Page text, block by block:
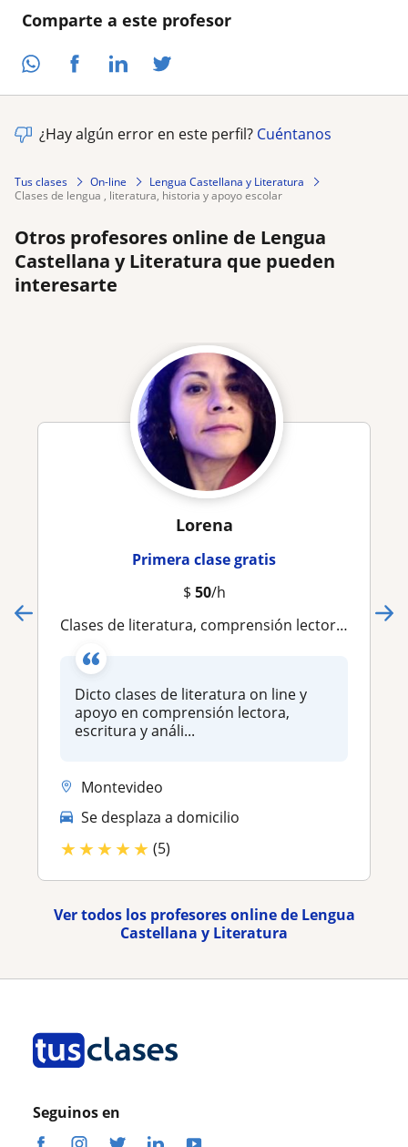
Comparte a este profesor
¿Hay algún error en este perfil? Cuéntanos
Tus clases On-line
Lengua Castellana y Literatura
clases de lengua , literatura, historia y apoyo escolar
Otros profesores online de Lengua
Castellana y Literatura que pueden
interesarte
Lorena
Primera clase gratis
$ 50/h
Clases de literatura, comprensión lectora y redacción. Todos los niveles
Dicto clases de literatura on line y
apoyo en comprensión lectora,
escritura y análi...
Montevideo
Se desplaza a domicilio
★★★★★ (5)
Ver todos los profesores online de Lengua
Castellana y Literatura
Seguinos en